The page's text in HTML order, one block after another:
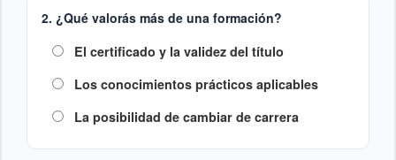
2. ¿Qué valorás más de una formación?
El certificado y la validez del título
Los conocimientos prácticos aplicables
La posibilidad de cambiar de carrera